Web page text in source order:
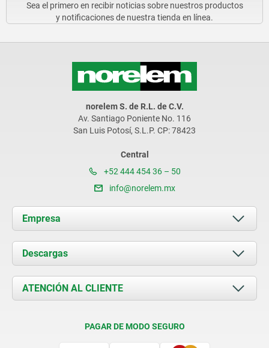
Sea el primero en recibir noticias sobre nuestros productos
y notificaciones de nuestra tienda en línea.
norelem S. de R.L. de C.V.
Av. Santiago Poniente No. 116
San Luis Potosí, S.L.P. CP: 78423
Central
+52 444 454 36 – 50
info@norelem.mx
Empresa
Acerca de nosotros
Novedades
Contacto
Descargas
Documents
ATENCIÓN AL CLIENTE
PAGAR DE MODO SEGURO